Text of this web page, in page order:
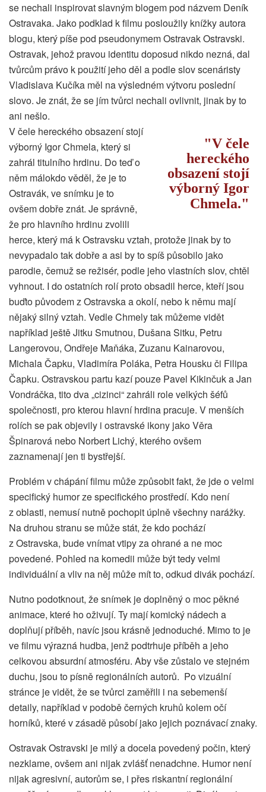
se nechali inspirovat slavným blogem pod názvem Deník
Ostravaka. Jako podklad k filmu posloužily knížky autora
blogu, který píše pod pseudonymem Ostravak Ostravski.
Ostravak, jehož pravou identitu doposud nikdo nezná, dal
tvůrcům právo k použití jeho děl a podle slov scenáristy
Vladislava Kučíka měl na výsledném výtvoru poslední
slovo. Je znát, že se jím tvůrci nechali ovlivnit, jinak by to
ani nešlo.
V čele
hereckého
obsazení stojí
výborný Igor
Chmela.
V čele hereckého obsazení stojí
výborný Igor Chmela, který si
zahrál titulního hrdinu. Do teď o
něm málokdo věděl, že je to
Ostravák, ve snímku je to
ovšem dobře znát. Je správně,
že pro hlavního hrdinu zvolili
herce, který má k Ostravsku vztah, protože jinak by to
nevypadalo tak dobře a asi by to spíš působilo jako
parodie, čemuž se režisér, podle jeho vlastních slov, chtěl
vyhnout. I do ostatních rolí proto obsadil herce, kteří jsou
buďto původem z Ostravska a okolí, nebo k němu mají
nějaký silný vztah. Vedle Chmely tak můžeme vidět
například ještě Jitku Smutnou, Dušana Sitku, Petru
Langerovou, Ondřeje Maňáka, Zuzanu Kainarovou,
Michala Čapku, Vladimíra Poláka, Petra Housku či Filipa
Čapku. Ostravskou partu kazí pouze Pavel Kikinčuk a Jan
Vondráčka, tito dva „cizinci“ zahráli role velkých šéfů
společnosti, pro kterou hlavní hrdina pracuje. V menších
rolích se pak objevily i ostravské ikony jako Věra
Špinarová nebo Norbert Lichý, kterého ovšem
zaznamenají jen ti bystřejší.
Problém v chápání filmu může způsobit fakt, že jde o velmi
specifický humor ze specifického prostředí. Kdo není
z oblasti, nemusí nutně pochopit úplně všechny narážky.
Na druhou stranu se může stát, že kdo pochází
z Ostravska, bude vnímat vtipy za ohrané a ne moc
povedené. Pohled na komedii může být tedy velmi
individuální a vliv na něj může mít to, odkud divák pochází.
Nutno podotknout, že snímek je doplněný o moc pěkné
animace, které ho oživují. Ty mají komický nádech a
doplňují příběh, navíc jsou krásně jednoduché. Mimo to je
ve filmu výrazná hudba, jenž podtrhuje příběh a jeho
celkovou absurdní atmosféru. Aby vše zůstalo ve stejném
duchu, jsou to písně regionálních autorů. Po vizuální
stránce je vidět, že se tvůrci zaměřili i na sebemenší
detaily, například v podobě černých kruhů kolem očí
horníků, které v zásadě působí jako jejich poznávací znaky.
Ostravak Ostravski je milý a docela povedený počin, který
nezklame, ovšem ani nijak zvlášť nenadchne. Humor není
nijak agresivní, autorům se, i přes riskantní regionální